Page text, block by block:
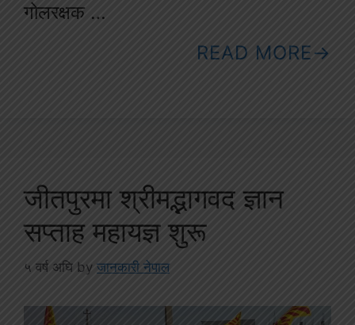
गोलरक्षक …
READ MORE
जीतपुरमा श्रीमद्भागवद ज्ञान
सप्ताह महायज्ञ शुरू
५ वर्ष अघि by जानकारी नेपाल